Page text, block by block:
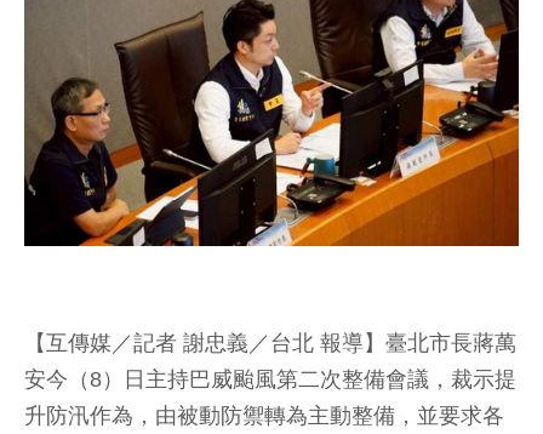
【互傳媒／記者 謝忠義／台北 報導】臺北市長蔣萬
安今（8）日主持巴威颱風第二次整備會議，裁示提
升防汛作為，由被動防禦轉為主動整備，並要求各